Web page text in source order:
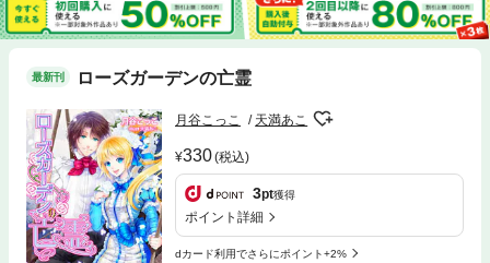
最新刊 ローズガーデンの亡霊
月谷こっこ 天満あこ
330(税込)
3pt獲得
ポイント詳細
dカード利用でさらにポイント+2%